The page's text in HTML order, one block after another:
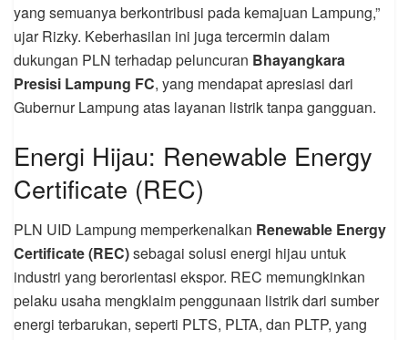
yang semuanya berkontribusi pada kemajuan Lampung,”
ujar Rizky. Keberhasilan ini juga tercermin dalam
dukungan PLN terhadap peluncuran Bhayangkara
Presisi Lampung FC, yang mendapat apresiasi dari
Gubernur Lampung atas layanan listrik tanpa gangguan.
Energi Hijau: Renewable Energy
Certificate (REC)
PLN UID Lampung memperkenalkan Renewable Energy
Certificate (REC)sebagai solusi energi hijau untuk
industri yang berorientasi ekspor. REC memungkinkan
pelaku usaha mengklaim penggunaan listrik dari sumber
energi terbarukan, seperti PLTS, PLTA, dan PLTP, yang